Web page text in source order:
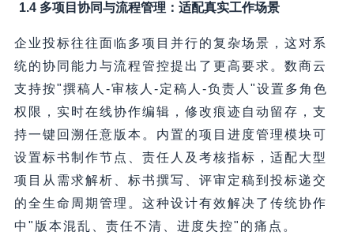
1.4 多项目协同与流程管理：适配真实工作场景
企业投标往往面临多项目并行的复杂场景，这对系
统的协同能力与流程管控提出了更高要求。数商云
支持按"撰稿人-审核人-定稿人-负责人"设置多角色
权限，实时在线协作编辑，修改痕迹自动留存，支
持一键回溯任意版本。内置的项目进度管理模块可
设置标书制作节点、责任人及考核指标，适配大型
项目从需求解析、标书撰写、评审定稿到投标递交
的全生命周期管理。这种设计有效解决了传统协作
中"版本混乱、责任不清、进度失控"的痛点。